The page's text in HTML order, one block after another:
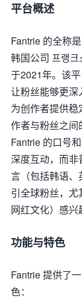
平台概述
Fantrie 的全称
韩国公司 프랭
于2021年。该
让粉丝能够更
为创作者提供稳
作者与粉丝之间
Fantrie 的口号
深度互动，而
言（包括韩语
引全球粉丝，尤
网红文化）感兴
功能与特色
Fantrie 提供了
色：